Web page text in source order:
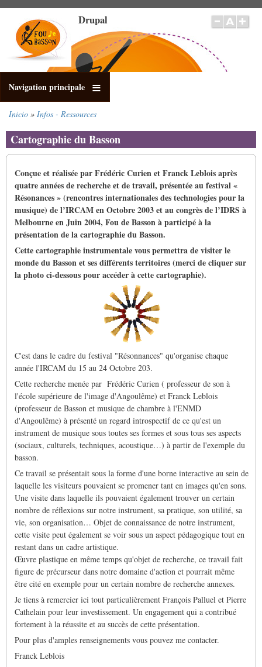
contenido
principal
Drupal
Navigation principale
enlaces
de
a
la
navegación
Inicio Infos - Ressources
Cartographie du Basson
Conçue et réalisée par Frédéric Curien et Franck Leblois après
quatre années de recherche et de travail, présentée au festival «
Résonances » (rencontres internationales des technologies pour la
musique) de l’IRCAM en Octobre 2003 et au congrès de l’IDRS à
Melbourne en Juin 2004, Fou de Basson à participé à la
présentation de la cartographie du Basson.
Cette cartographie instrumentale vous permettra de visiter le
monde du Basson et ses différents territoires (merci de cliquer sur
la photo ci-dessous pour accéder à cette cartographie).
C'est dans le cadre du festival "Résonnances" qu'organise chaque
année l'IRCAM du 15 au 24 Octobre 203.
Cette recherche menée par Frédéric Curien ( professeur de son à
l'école supérieure de l'image d'Angoulême) et Franck Leblois
(professeur de Basson et musique de chambre à l'ENMD
d'Angoulême) à présenté un regard introspectif de ce qu'est un
instrument de musique sous toutes ses formes et sous tous ses aspects
(sociaux, culturels, techniques, acoustique…) à partir de l'exemple du
basson.
Ce travail se présentait sous la forme d'une borne interactive au sein de
laquelle les visiteurs pouvaient se promener tant en images qu'en sons.
Une visite dans laquelle ils pouvaient également trouver un certain
nombre de réflexions sur notre instrument, sa pratique, son utilité, sa
vie, son organisation… Objet de connaissance de notre instrument,
cette visite peut également se voir sous un aspect pédagogique tout en
restant dans un cadre artistique.
Œuvre plastique en même temps qu'objet de recherche, ce travail fait
figure de précurseur dans notre domaine d'action et pourrait même
être cité en exemple pour un certain nombre de recherche annexes.
Je tiens à remercier ici tout particulièrement François Palluel et Pierre
Cathelain pour leur investissement. Un engagement qui a contribué
fortement à la réussite et au succès de cette présentation.
Pour plus d'amples renseignements vous pouvez me contacter.
Franck Leblois